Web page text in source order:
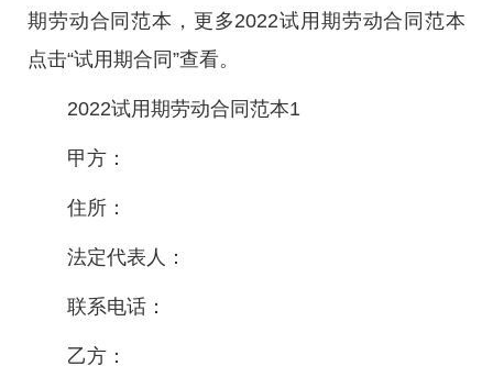
期劳动合同范本，更多2022试用期劳动合同范本
点击“试用期合同”查看。
2022试用期劳动合同范本1
甲方：
住所：
法定代表人：
联系电话：
乙方：